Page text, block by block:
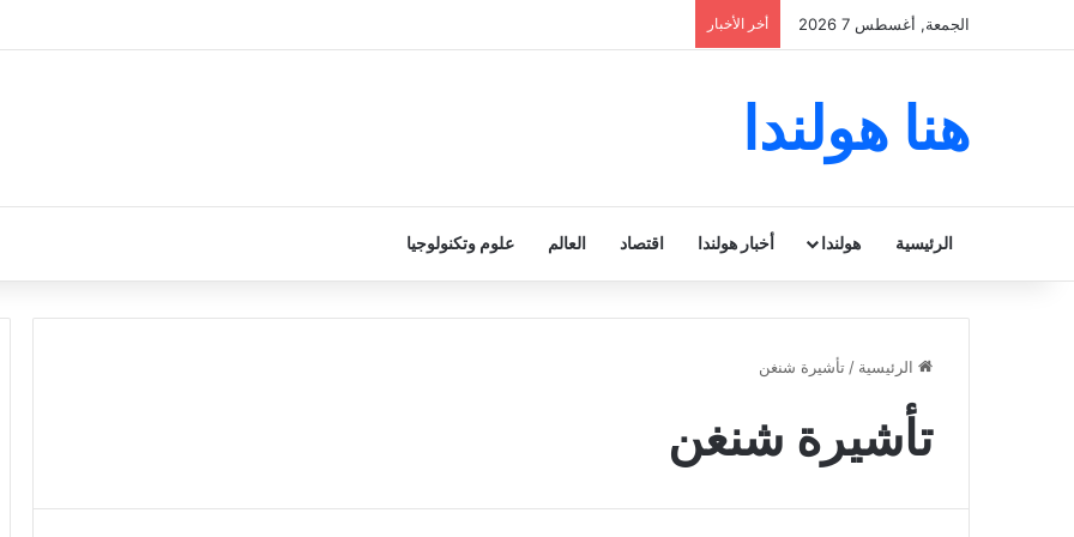
الجمعة, أغسطس 7 2026 أخر الأخبار
هنا هولندا
الرئيسية هولندا أخبار هولندا اقتصاد العالم علوم وتكنولوجيا
الرئيسية / تأشيرة شنغن
تأشيرة شنغن